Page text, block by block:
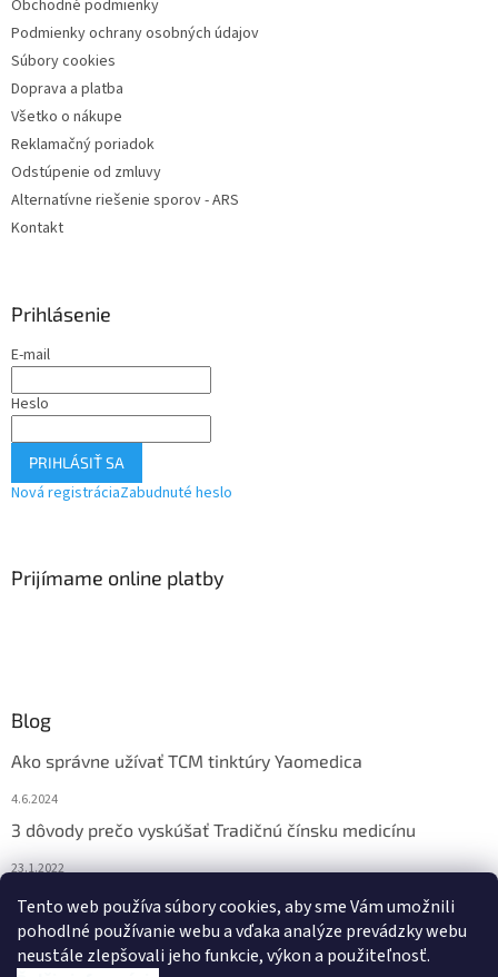
Tento web používa súbory cookies, aby sme Vám umožnili
pohodlné používanie webu a vďaka analýze prevádzky webu
neustále zlepšovali jeho funkcie, výkon a použiteľnosť.
Obchodné podmienky
Podmienky ochrany osobných údajov
Súbory cookies
Doprava a platba
Všetko o nákupe
Reklamačný poriadok
Odstúpenie od zmluvy
Alternatívne riešenie sporov - ARS
Kontakt
Prihlásenie
E-mail
Heslo
PRIHLÁSIŤ SA
Nová registráciaZabudnuté heslo
Prijímame online platby
Blog
Ako správne užívať TCM tinktúry Yaomedica
4.6.2024
3 dôvody prečo vyskúšať Tradičnú čínsku medicínu
23.1.2022
Nadmerne vám vypadávajú vlasy? Pomôže vám čínska
medicína
13.11.2021